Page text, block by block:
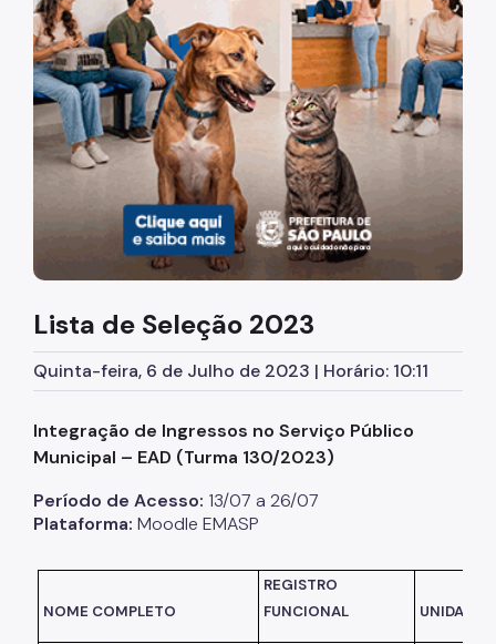
Diretrizes Institucionais
Organização
Legislação
Orientações
Infraestrutura
Agendamento de Salas
Dúvidas Frequentes
Formações da EMASP
Inscrições Abertas
Como se Inscrever
Dicas e Orientações
Lista de Seleção 2023
Quinta-feira, 6 de Julho de 2023 | Horário: 10:11
Integração de Ingressos no Serviço Público
Municipal – EAD (Turma 130/2023)
Período de Acesso: 13/07 a 26/07
Plataforma: Moodle EMASP
NOME COMPLETO
REGISTRO
FUNCIONAL
UNIDADE